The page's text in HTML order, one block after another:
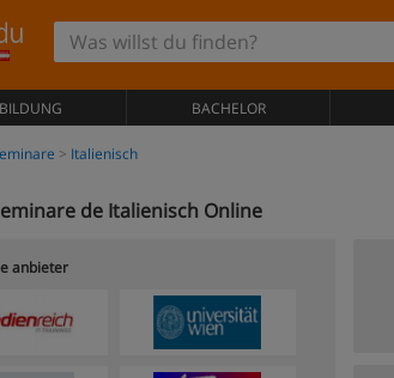
BACHELOR
Italienisch
de Italienisch Online
anbieter